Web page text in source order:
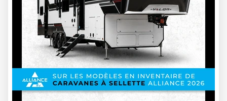
COACHMEN 2027
CLIPPER 17FQ
RÉSERVEZ VOTRE RENDEZ-VOUS POUR LE MEILLEUR
CL27008
2908 lbs 3 20.4 ft